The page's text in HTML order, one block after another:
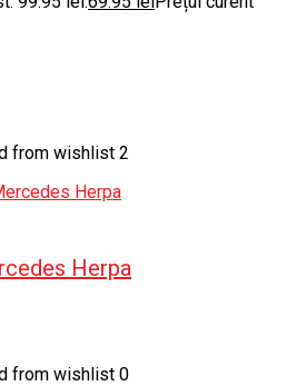
from wishlist 2
Herpa
from wishlist 0